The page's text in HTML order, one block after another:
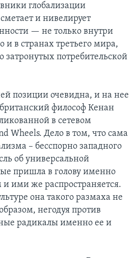
глобализации
и нивелирует
— не только внутри
и в странах третьего мира,
затронутых потребительской
позиции очевидна, и на нее
философ Кенан
в сетевом
Wheels. Дело в том, что сама
– бесспорно западного
об универсальной
пришла в голову именно
ими же распространяется.
она такого размаха не
негодуя против
радикалы именно ее и